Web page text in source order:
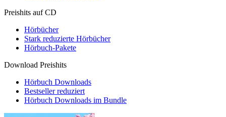
Preishits auf CD
Hörbücher
Stark reduzierte Hörbücher
Hörbuch-Pakete
Download Preishits
Hörbuch Downloads
Bestseller reduziert
Hörbuch Downloads im Bundle